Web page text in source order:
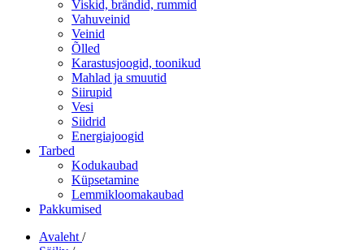
Viskid, brändid, rummid
Vahuveinid
Veinid
Õlled
Karastusjoogid, toonikud
Mahlad ja smuutid
Siirupid
Vesi
Siidrid
Energiajoogid
Tarbed
Kodukaubad
Küpsetamine
Lemmikloomakaubad
Pakkumised
Avaleht /